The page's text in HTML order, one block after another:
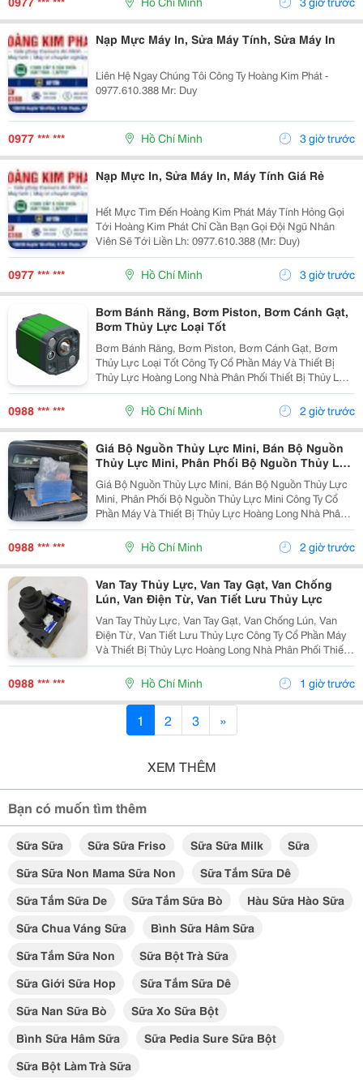
Nạp Mực Máy In, Sửa Máy Tính, Sửa Máy In
Liên Hệ Ngay Chúng Tôi Công Ty Hoàng Kim Phát -
0977.610.388 Mr: Duy
0977 *** *** Hồ Chí Minh 3 giờ trước
Nạp Mực In, Sửa Máy In, Máy Tính Giá Rẻ
Hết Mực Tìm Đến Hoàng Kim Phát Máy Tính Hỏng Gọi
Tới Hoàng Kim Phát Chỉ Cần Bạn Gọi Đội Ngũ Nhân
Viên Sẽ Tới Liền Lh: 0977.610.388 (Mr: Duy)
0977 *** *** Hồ Chí Minh 3 giờ trước
Bơm Bánh Răng, Bơm Piston, Bơm Cánh Gạt,
Bơm Thủy Lực Loại Tốt
Bơm Bánh Răng, Bơm Piston, Bơm Cánh Gạt, Bơm
Thủy Lực Loại Tốt Công Ty Cổ Phần Máy Và Thiết Bị
Thủy Lực Hoàng Long Nhà Phân Phối Thiết Bị Thủy Lực
- Khí Nén Và Máy Móc Tự Động Hóa. Tư Vấn, Sửa
Chữa, Thi Công, Thiết Kế Hệ Thống Thủy Lực Nhanh
Thủy Lực...
0988 *** *** Hồ Chí Minh 2 giờ trước
Giá Bộ Nguồn Thủy Lực Mini, Bán Bộ Nguồn
Thủy Lực Mini, Phân Phối Bộ Nguồn Thủy Lực
Mini
Giá Bộ Nguồn Thủy Lực Mini, Bán Bộ Nguồn Thủy Lực
Mini, Phân Phối Bộ Nguồn Thủy Lực Mini Công Ty Cổ
Phần Máy Và Thiết Bị Thủy Lực Hoàng Long Nhà Phân
Phối Thiết Bị Thủy Lực - Khí Nén Và Máy Móc Tự Động
Hóa. Tư Vấn, Sửa Chữa, Thi Công, Thiết Kế Hệ...
0988 *** *** Hồ Chí Minh 2 giờ trước
Van Tay Thủy Lực, Van Tay Gạt, Van Chống
Lún, Van Điện Từ, Van Tiết Lưu Thủy Lực
Van Tay Thủy Lực, Van Tay Gạt, Van Chống Lún, Van
Điện Từ, Van Tiết Lưu Thủy Lực Công Ty Cổ Phần Máy
Và Thiết Bị Thủy Lực Hoàng Long Nhà Phân Phối Thiết
Bị Thủy Lực - Khí Nén Và Máy Móc Tự Động Hóa. Tư
Vấn, Sửa Chữa, Thi Công, Thiết Kế Hệ Thống Thủy...
0988 *** *** Hồ Chí Minh 1 giờ trước
1 2 3 »
XEM THÊM
Bạn có muốn tìm thêm
Sữa Sữa Sữa Sữa Friso Sữa Sữa Milk
Sữa
Sữa Sữa Non Mama Sữa Non
Sữa Tắm Sữa Dê
Sữa Tắm Sữa De
Sữa Tắm Sữa Bò
Hàu Sữa Hào Sữa
Sữa Chua Váng Sữa
Bình Sữa Hâm Sữa
Sữa Tắm Sữa Non
Sữa Bột Trà Sữa
Sữa Giới Sữa Hop
Sữa Tắm Sữa Dê
Sữa Nan Sữa Bò
Sữa Xo Sữa Bột
Bình Sữa Hâm Sữa
Sữa Pedia Sure Sữa Bột
Sữa Bột Làm Trà Sữa